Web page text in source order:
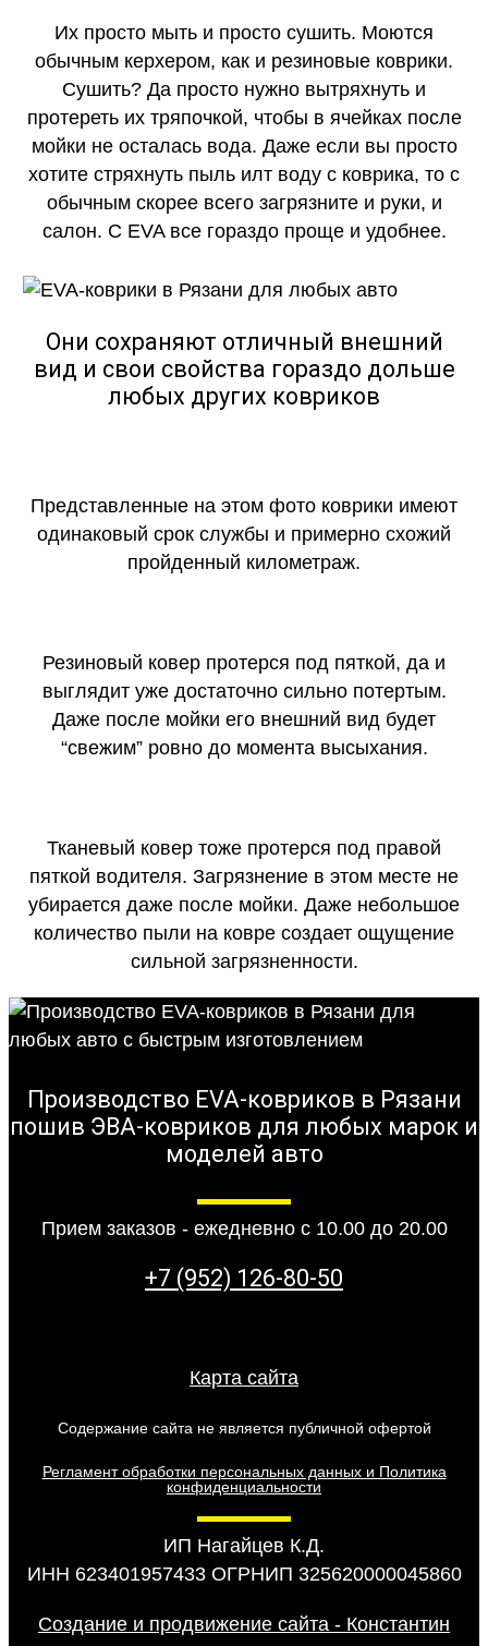
Их просто мыть и просто сушить. Моются
обычным керхером, как и резиновые коврики.
Сушить? Да просто нужно вытряхнуть и
протереть их тряпочкой, чтобы в ячейках после
мойки не осталась вода. Даже если вы просто
хотите стряхнуть пыль илт воду с коврика, то с
обычным скорее всего загрязните и руки, и
салон. С EVA все гораздо проще и удобнее.
Они сохраняют отличный внешний
вид и свои свойства гораздо дольше
любых других ковриков
Представленные на этом фото коврики имеют
одинаковый срок службы и примерно схожий
пройденный километраж.
Резиновый ковер протерся под пяткой, да и
выглядит уже достаточно сильно потертым.
Даже после мойки его внешний вид будет
“свежим” ровно до момента высыхания.
Тканевый ковер тоже протерся под правой
пяткой водителя. Загрязнение в этом месте не
убирается даже после мойки. Даже небольшое
количество пыли на ковре создает ощущение
сильной загрязненности.
Производство EVA-ковриков в Рязани
пошив ЭВА-ковриков для любых марок и
моделей авто
Прием заказов - ежедневно с 10.00 до 20.00
+7 (952) 126-80-50
Карта сайта
Содержание сайта не является публичной офертой
Регламент обработки персональных данных и Политика
конфиденциальности
ИП Нагайцев К.Д.
ИНН 623401957433 ОГРНИП 325620000045860
Создание и продвижение сайта - Константин